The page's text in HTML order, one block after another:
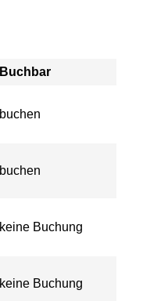
Buchbar
buchen
buchen
keine Buchung
keine Buchung